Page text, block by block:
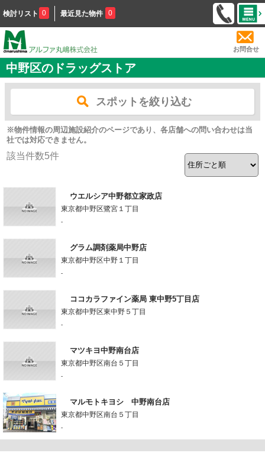
検討リスト 0 最近見た物件 0
お問合せ
中野区のドラッグストア
スポットを絞り込む
※物件情報の周辺施設紹介のページであり、各店舗への問い合わせは当
社では対応できません。
該当件数5件
ウエルシア中野都立家政店
東京都中野区鷺宮１丁目
-
グラム調剤薬局中野店
東京都中野区中野１丁目
-
ココカラファイン薬局 東中野5丁目店
東京都中野区東中野５丁目
-
マツキヨ中野南台店
東京都中野区南台５丁目
-
マルモトキヨシ 中野南台店
東京都中野区南台５丁目
-